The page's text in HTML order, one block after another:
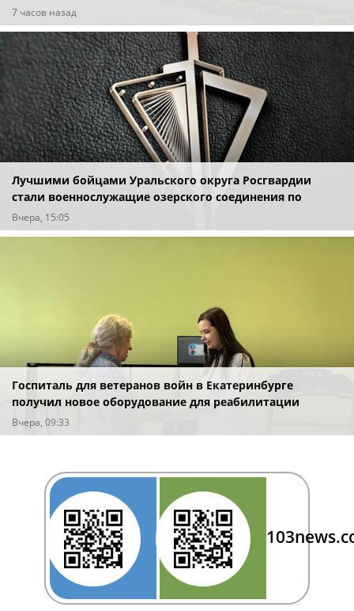
7 часов назад
Лучшими бойцами Уральского округа Росгвардии
стали военнослужащие озерского соединения по
охране важных государственных объектов
Вчера, 15:05
Госпиталь для ветеранов войн в Екатеринбурге
получил новое оборудование для реабилитации
Вчера, 09:33